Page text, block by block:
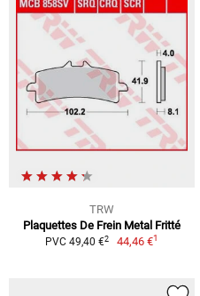
TRW
Plaquettes De Frein Metal Fritté
PVC 49,40 €2 44,46 €1